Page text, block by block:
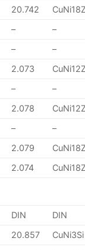
20.742
–
–
–
–
2.073
–
–
2.078
–
–
2.079
2.074
DIN
DIN
20.857
CuNi3Si